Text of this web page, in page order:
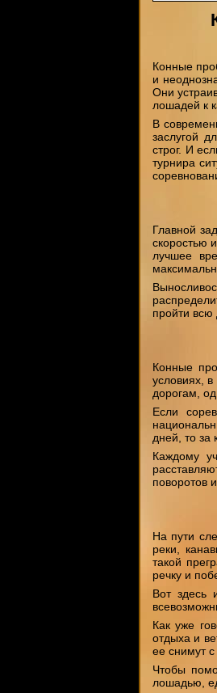
Конные
и
Они
лошадей к
В
заслугой
строг. И
турнира
Главной
скоростью
лучшее
пройти всю
Конные
условиях,
дорогам,
Если
дней, то за
Каждому
поворотов
На пути
реки,
такой
речку и
Вот здесь
Как уже
отдыха и
ее снимут с
Чтобы
лошадью,